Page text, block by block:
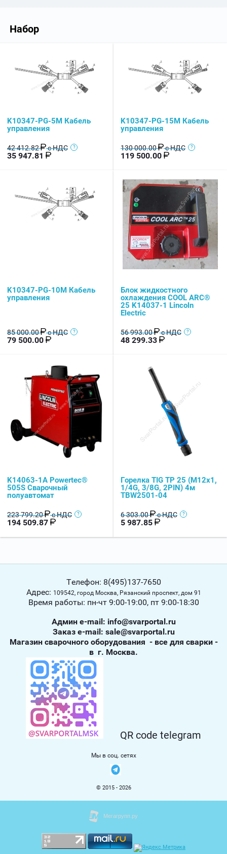
Набор
K10347-PG-5M Кабель
управления
42 412.82 с НДС
35 947.81
K10347-PG-15M Кабель
управления
130 000.00 с НДС
119 500.00
K10347-PG-10M Кабель
управления
85 000.00 с НДС
79 500.00
Блок жидкостного
охлаждения COOL ARC®
25 K14037-1 Lincoln
Electric
56 993.00 с НДС
48 299.33
K14063-1A Powertec®
505S Сварочный
полуавтомат
223 799.20 с НДС
194 509.87
Горелка TIG TP 25 (M12x1,
1/4G, 3/8G, 2PIN) 4м
TBW2501-04
6 303.00 с НДС
5 987.85
Телефон: 8(495)137-7650
Адрес: 109542, город Москва, Рязанский проспект, дом 91
Время работы: пн-чт 9:00-19:00, пт 9:00-18:30
Админ е-mail: info@svarportal.ru
Заказ е-mail: sale@svarportal.ru
Магазин сварочного оборудования - все для сварки -
в г. Москва.
QR code telegram
Мы в соц. сетях
© 2015 - 2026